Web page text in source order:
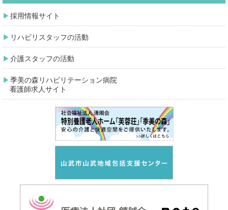
採用情報サイト
リハビリスタッフの活動
介護スタッフの活動
季美の森リハビリテーション病院
看護師求人サイト